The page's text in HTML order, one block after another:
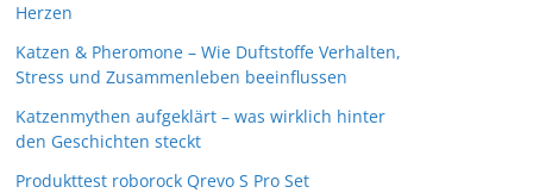
Herzen
Katzen & Pheromone – Wie Duftstoffe Verhalten,
Stress und Zusammenleben beeinflussen
Katzenmythen aufgeklärt – was wirklich hinter
den Geschichten steckt
Produkttest roborock Qrevo S Pro Set